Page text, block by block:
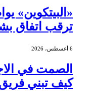
«البيتكوين»
ترقب اتفاق
6 أغسطس، 2026
الصمت في
كيف تبني